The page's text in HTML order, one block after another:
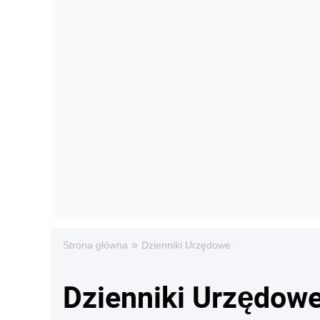
Strona główna » Dzienniki Urzędowe
Dzienniki